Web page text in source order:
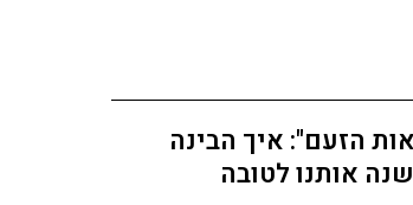
הזעם": איך הבינה
אותנו לטובה